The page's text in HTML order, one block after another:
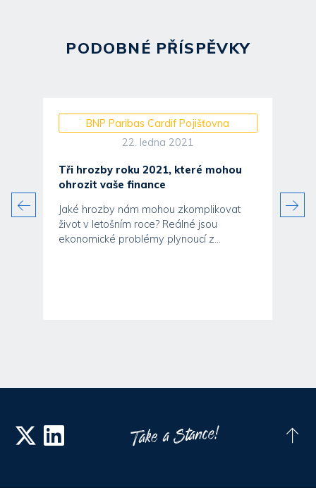
PODOBNÉ PŘÍSPĚVKY
BNP Paribas Cardif Pojišťovna
22. ledna 2021
Tři hrozby roku 2021, které mohou
ohrozit vaše finance
Jaké hrozby nám mohou zkomplikovat
život v letošním roce? Reálné jsou
ekonomické problémy plynoucí z...